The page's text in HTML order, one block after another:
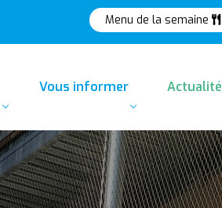
Menu de la semaine
Vous informer Actualité